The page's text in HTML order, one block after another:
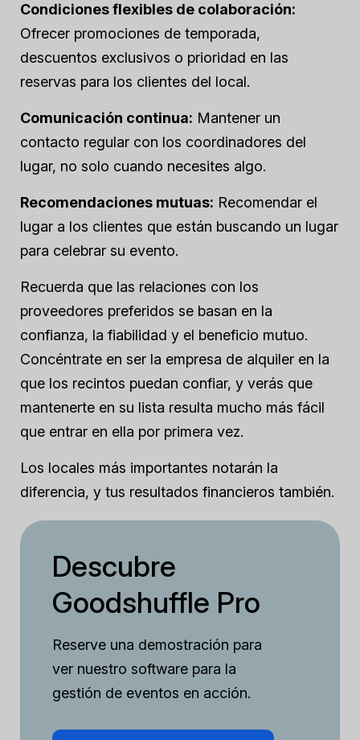
Condiciones flexibles de colaboración:
Ofrecer promociones de temporada,
descuentos exclusivos o prioridad en las
reservas para los clientes del local.
Comunicación continua: Mantener un
contacto regular con los coordinadores del
lugar, no solo cuando necesites algo.
Recomendaciones mutuas: Recomendar el
lugar a los clientes que están buscando un lugar
para celebrar su evento.
Recuerda que las relaciones con los
proveedores preferidos se basan en la
confianza, la fiabilidad y el beneficio mutuo.
Concéntrate en ser la empresa de alquiler en la
que los recintos puedan confiar, y verás que
mantenerte en su lista resulta mucho más fácil
que entrar en ella por primera vez.
Los locales más importantes notarán la
diferencia, y tus resultados financieros también.
Descubre
Goodshuffle Pro
Reserve una demostración para
ver nuestro software para la
gestión de eventos en acción.